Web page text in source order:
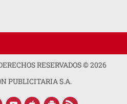
RESERVADOS ©2026
PUBLICITARIA S.A.